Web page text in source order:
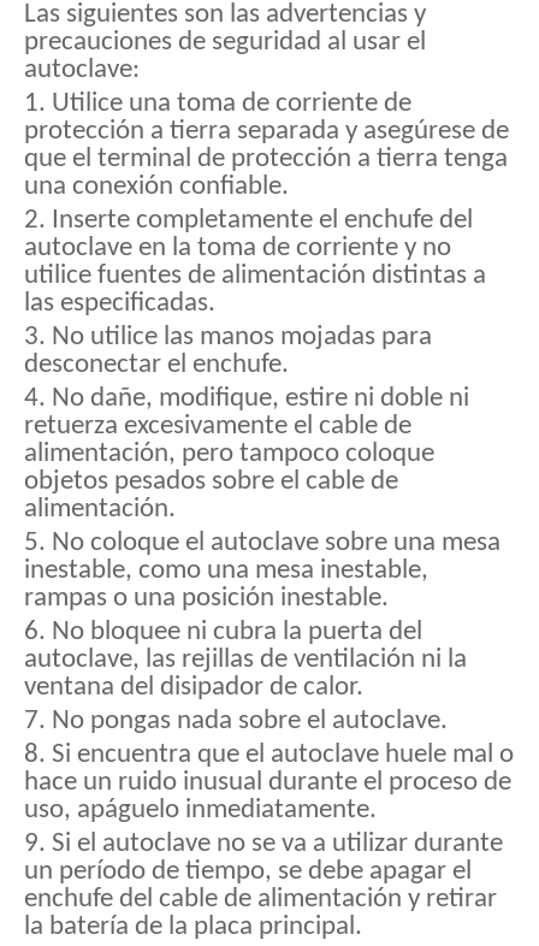
Las siguientes son las advertencias y
precauciones de seguridad al usar el
autoclave:
1. Utilice una toma de corriente de
protección a tierra separada y asegúrese de
que el terminal de protección a tierra tenga
una conexión confiable.
2. Inserte completamente el enchufe del
autoclave en la toma de corriente y no
utilice fuentes de alimentación distintas a
las especificadas.
3. No utilice las manos mojadas para
desconectar el enchufe.
4. No dañe, modifique, estire ni doble ni
retuerza excesivamente el cable de
alimentación, pero tampoco coloque
objetos pesados ​​sobre el cable de
alimentación.
5. No coloque el autoclave sobre una mesa
inestable, como una mesa inestable,
rampas o una posición inestable.
6. No bloquee ni cubra la puerta del
autoclave, las rejillas de ventilación ni la
ventana del disipador de calor.
7. No pongas nada sobre el autoclave.
8. Si encuentra que el autoclave huele mal o
hace un ruido inusual durante el proceso de
uso, apáguelo inmediatamente.
9. Si el autoclave no se va a utilizar durante
un período de tiempo, se debe apagar el
enchufe del cable de alimentación y retirar
la batería de la placa principal.